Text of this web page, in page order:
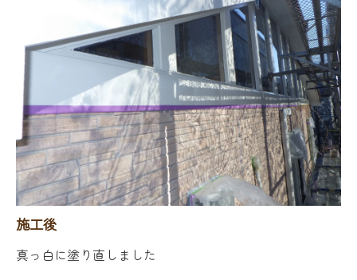
施工後
真っ白に塗り直しました